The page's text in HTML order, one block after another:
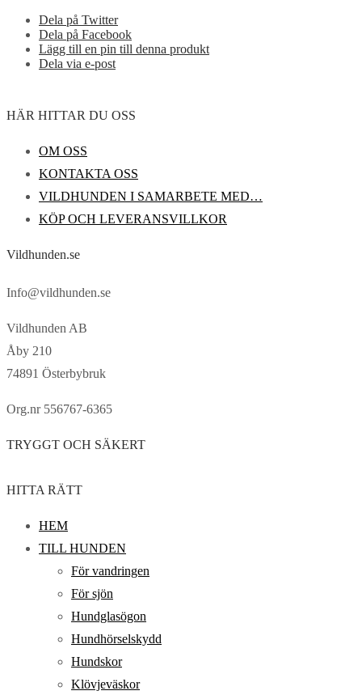
Dela på Twitter
Dela på Facebook
Lägg till en pin till denna produkt
Dela via e-post
HÄR HITTAR DU OSS
OM OSS
KONTAKTA OSS
VILDHUNDEN I SAMARBETE MED…
KÖP OCH LEVERANSVILLKOR
Vildhunden.se
Info@vildhunden.se
Vildhunden AB
Åby 210
74891 Österbybruk
Org.nr 556767-6365
TRYGGT OCH SÄKERT
HITTA RÄTT
HEM
TILL HUNDEN
För vandringen
För sjön
Hundglasögon
Hundhörselskydd
Hundskor
Klövjeväskor